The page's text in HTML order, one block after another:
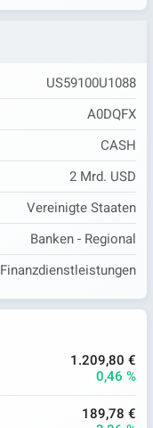
US59100U1088
A0DQFX
CASH
2 Mrd. USD
Vereinigte Staaten
Banken - Regional
Finanzdienstleistungen
1.209,80 €
0,46 %
189,78 €